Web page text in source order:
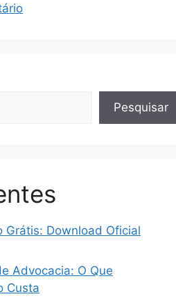
Pesquisar
Grátis: Download Oficial
Advocacia: O Que
Custa